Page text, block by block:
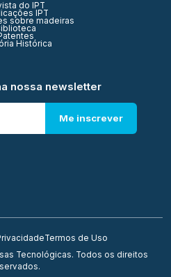
do IPT
IPT
sobre madeiras
Histórica
nossa newsletter
Me inscrever
Termos de Uso
Tecnológicas. Todos os direitos